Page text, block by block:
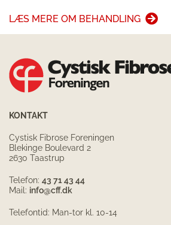
LÆS MERE OM BEHANDLING
KONTAKT
Cystisk Fibrose Foreningen
Blekinge Boulevard 2
2630 Taastrup
Telefon: 43 71 43 44
Mail: info@cff.dk
Telefontid: Man-tor kl. 10-14